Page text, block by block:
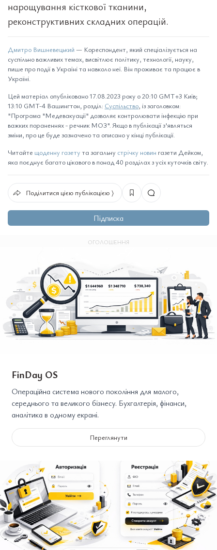
нарощування кісткової тканини,
реконструктивних складних операцій.
Дмитро Вишневецький — Кореспондент, який спеціалізується на
суспільно важливих темах, висвітлює політику, технології, науку,
пише про події в Україні та навколо неї. Він проживає та працює в
Україні.
Цей матеріал опубліковано 17.08.2023 року о 20:10 GMT+3 Київ;
13:10 GMT-4 Вашингтон, розділ: Суспільство, із заголовком:
"Програма "Медевакуації" дозволяє контролювати інфекцію при
важких пораненнях - речник МОЗ". Якщо в публікації з'являться
зміни, про це буде зазначено та описано у кінці публікації.
Читайте щоденну газету та загальну стрічку новин газети Дейком,
яка поєднує багато цікавого в понад 40 розділах з усіх куточків світу.
Поділитися цією публікацією ⟩
Підписка
ОГОЛОШЕННЯ
FinDay OS
Операційна система нового покоління для малого,
середнього та великого бізнесу. Бухгалтерія, фінанси,
аналітика в одному екрані.
Переглянути